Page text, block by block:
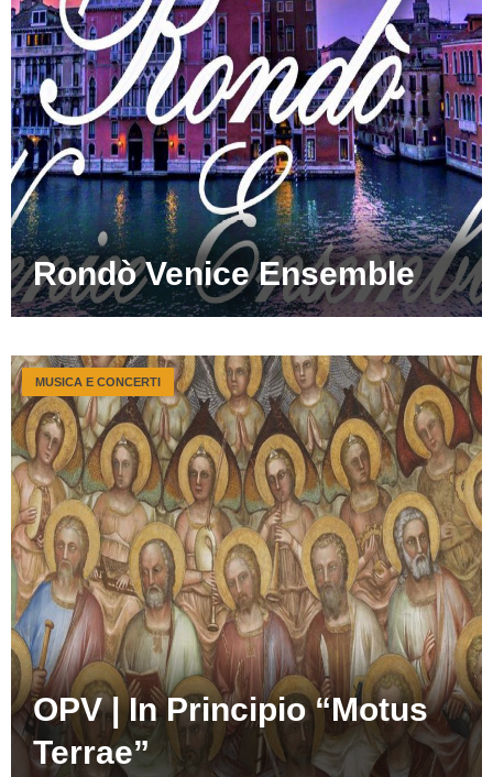
Rondò Venice Ensemble
OPV | In Principio “Motus
Terrae”
MUSICA E CONCERTI